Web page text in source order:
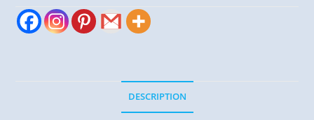
ROTY
DESCRIPTION